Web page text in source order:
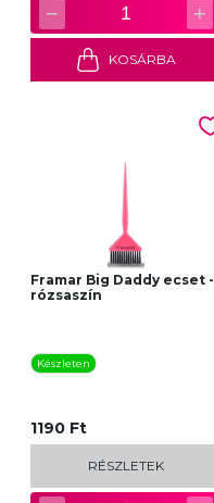
− 1 +
KOSÁRBA
Framar Big Daddy ecset -
rózsaszín
Készleten
1190 Ft
RÉSZLETEK